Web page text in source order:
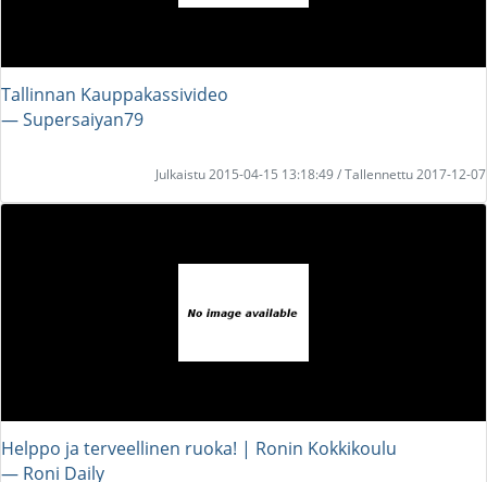
Tallinnan Kauppakassivideo
― Supersaiyan79
Julkaistu 2015-04-15 13:18:49 / Tallennettu 2017-12-07
Helppo ja terveellinen ruoka! | Ronin Kokkikoulu
― Roni Daily